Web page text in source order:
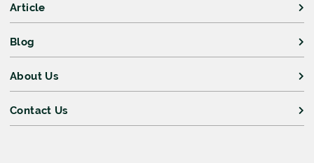
Article
Blog
About Us
Contact Us